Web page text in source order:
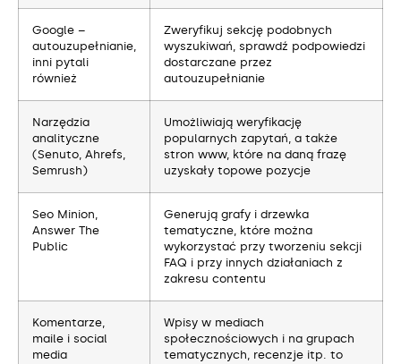
Google –
autouzupełnianie,
inni pytali
również
Zweryfikuj sekcję podobnych
wyszukiwań, sprawdź podpowiedzi
dostarczane przez
autouzupełnianie
Narzędzia
analityczne
(Senuto, Ahrefs,
Semrush)
Umożliwiają weryfikację
popularnych zapytań, a także
stron www, które na daną frazę
uzyskały topowe pozycje
Seo Minion,
Answer The
Public
Generują grafy i drzewka
tematyczne, które można
wykorzystać przy tworzeniu sekcji
FAQ i przy innych działaniach z
zakresu contentu
Komentarze,
maile i social
media
Wpisy w mediach
społecznościowych i na grupach
tematycznych, recenzje itp. to